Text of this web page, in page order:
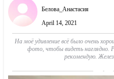
Белова_Анастасия
April 14, 2021
На моё удивление всё было очень
фото, чтобы видеть наглядно.
рекомендую.